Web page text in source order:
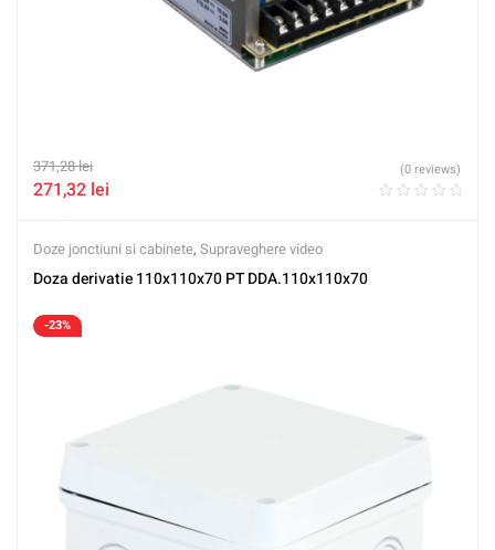
371,28lei
271,32 lei
(0 reviews)
Doze jonctiuni si cabinete, Supraveghere video
Doza derivatie 110x110x70 PT DDA.110x110x70
-23%